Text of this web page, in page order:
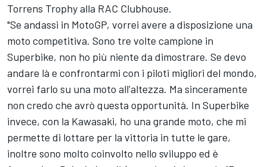
Torrens Trophy alla RAC Clubhouse.
"Se andassi in MotoGP, vorrei avere a disposizione una
moto competitiva. Sono tre volte campione in
Superbike, non ho più niente da dimostrare. Se devo
andare là e confrontarmi con i piloti migliori del mondo,
vorrei farlo su una moto all'altezza. Ma sinceramente
non credo che avrò questa opportunità. In Superbike
invece, con la Kawasaki, ho una grande moto, che mi
permette di lottare per la vittoria in tutte le gare,
inoltre sono molto coinvolto nello sviluppo ed è